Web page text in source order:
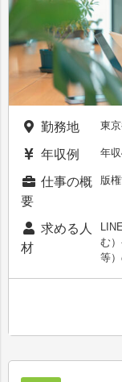
勤務地 東
年収例 年
仕事の概
要
版
求める人
材
む
等